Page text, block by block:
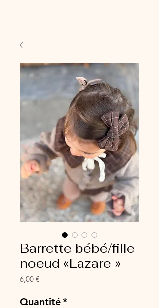
Barrette bébé/fille
noeud «Lazare »
6,00 €Prix
Quantité*